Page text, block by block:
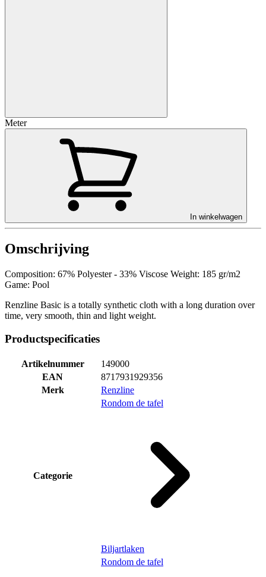
Meter
In winkelwagen
Omschrijving
Composition: 67% Polyester - 33% Viscose Weight: 185 gr/m2
Game: Pool
Renzline Basic is a totally synthetic cloth with a long duration over
time, very smooth, thin and light weight.
Productspecificaties
Artikelnummer
149000
EAN
8717931929356
Merk
Renzline
Categorie
Rondom de tafel
Biljartlaken
Rondom de tafel